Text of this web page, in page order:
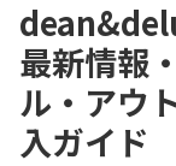
最新情報
ル・アウ
入ガイド